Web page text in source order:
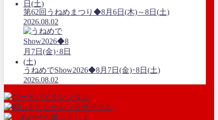
第62回うねめまつり◆8月6日(木)～8日(土)
2026.08.02
うねめでShow2026◆8月7日(金)･8日(土)
2026.08.02